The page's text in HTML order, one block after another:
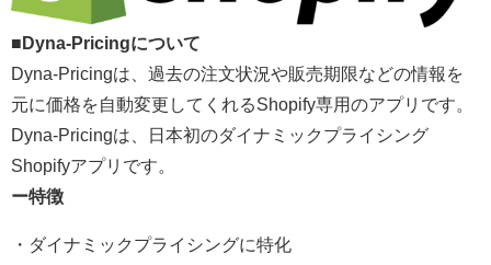
■Dyna-Pricingについて
Dyna-Pricingは、過去の注文状況や販売期限などの情報を
元に価格を自動変更してくれるShopify専用のアプリです。
Dyna-Pricingは、日本初のダイナミックプライシング
Shopifyアプリです。
ー特徴
・ダイナミックプライシングに特化